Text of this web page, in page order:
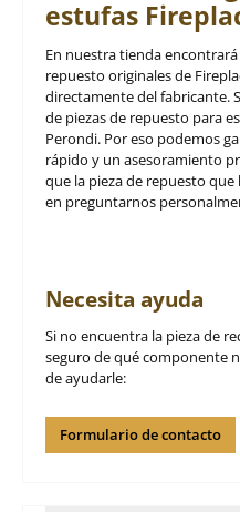
estufas
En nuestra tienda
repuesto originales de
directamente del fabricante.
de piezas de repuesto para
Perondi. Por eso podemos
rápido y un asesoramiento
que la pieza de repuesto
en preguntarnos
Necesita ayuda
Si no encuentra la pieza de
seguro de qué componente
de ayudarle:
Formulario de contacto